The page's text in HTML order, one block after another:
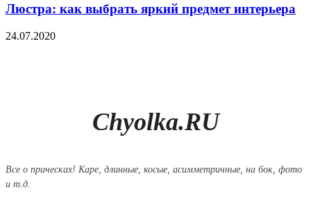
Люстра: как выбрать яркий предмет интерьера
24.07.2020
Chyolka.RU
Все о прическах! Каре, длинные, косые, асимметричные, на бок, фото
и т.д.